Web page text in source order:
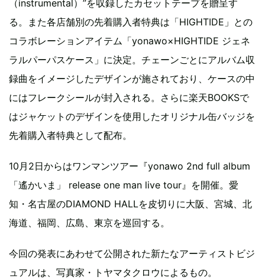
（instrumental）”を収録したカセットテープを贈呈す
る。また各店舗別の先着購入者特典は「HIGHTIDE」との
コラボレーションアイテム「yonawo×HIGHTIDE ジェネ
ラルパーパスケース」に決定。チェーンごとにアルバム収
録曲をイメージしたデザインが施されており、ケースの中
にはフレークシールが封入される。さらに楽天BOOKSで
はジャケットのデザインを使用したオリジナル缶バッジを
先着購入者特典として配布。
10月2日からはワンマンツアー『yonawo 2nd full album
「遙かいま」 release one man live tour』を開催。愛
知・名古屋のDIAMOND HALLを皮切りに大阪、宮城、北
海道、福岡、広島、東京を巡回する。
今回の発表にあわせて公開された新たなアーティストビジ
ュアルは、写真家・トヤマタクロウによるもの。